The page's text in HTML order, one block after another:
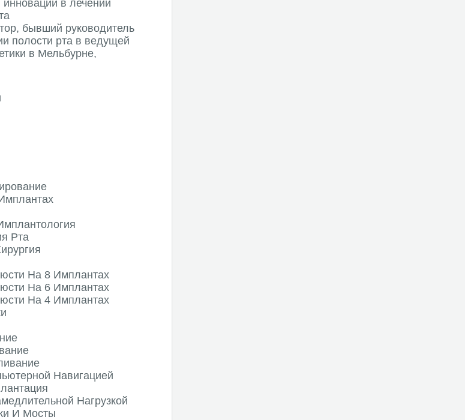
в лечении
бывший руководитель
полости рта в ведущей
в Мельбурне,
Рта
На 8 Имплантах
На 6 Имплантах
На 4 Имплантах
Навигацией
Нагрузкой
И Мосты